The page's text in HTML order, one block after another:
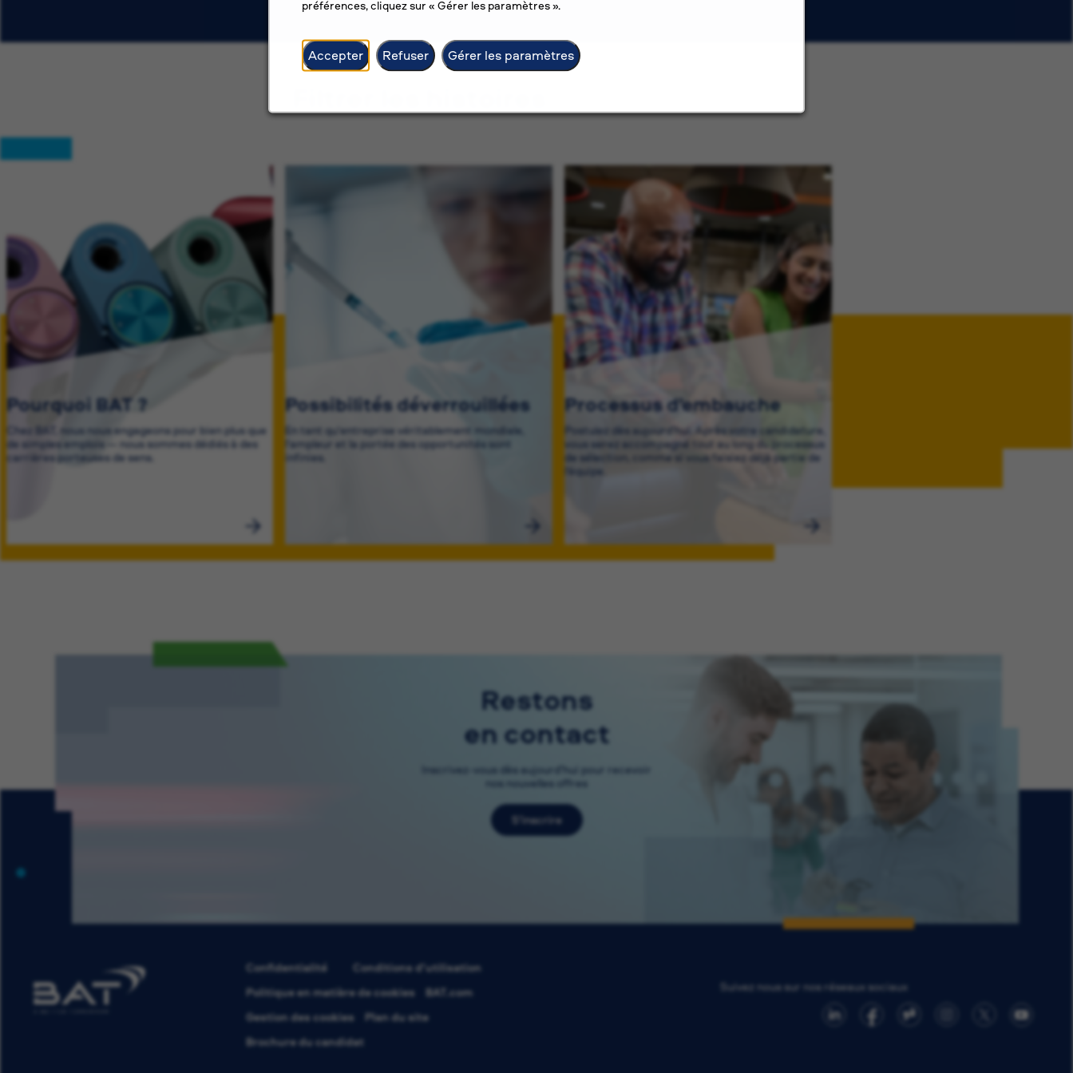
préférences, cliquez sur « Gérer les paramètres ».
Accepter Refuser Gérer les paramètres
Pourquoi BAT ?
Chez BAT, nous nous engageons pour bien plus que
de simples emplois — nous sommes dédiés à des
carrières porteuses de sens.
Possibilités déverrouillées
En tant qu'entreprise véritablement mondiale,
l'ampleur et la portée des opportunités sont
infinies.
Processus d’embauche
Postulez dès aujourd’hui. Après votre candidature,
vous serez accompagné tout au long du processus
de sélection, comme si vous faisiez déjà partie de
l’équipe.
Restons
en contact
Inscrivez-vous dès aujourd’hui pour recevoir
nos nouvelles offres
S’inscrire
Confidentialité
Conditions d’utilisation
Politique en matière de cookies
BAT.com
Gestion des cookies
Plan du site
Brochure du candidat
Suivez nous sur nos réseaux sociaux